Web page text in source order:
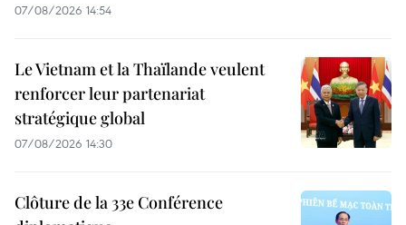
07/08/2026 14:54
Le Vietnam et la Thaïlande veulent
renforcer leur partenariat
stratégique global
07/08/2026 14:30
Clôture de la 33e Conférence